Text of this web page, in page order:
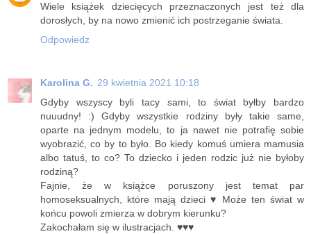
Wiele książek dziecięcych przeznaczonych jest też dla
dorosłych, by na nowo zmienić ich postrzeganie świata.
Odpowiedz
Karolina G. 29 kwietnia 2021 10:18
Gdyby wszyscy byli tacy sami, to świat byłby bardzo
nuuudny! :) Gdyby wszystkie rodziny były takie same,
oparte na jednym modelu, to ja nawet nie potrafię sobie
wyobrazić, co by to było. Bo kiedy komuś umiera mamusia
albo tatuś, to co? To dziecko i jeden rodzic już nie byłoby
rodziną?
Fajnie, że w książce poruszony jest temat par
homoseksualnych, które mają dzieci ♥ Może ten świat w
końcu powoli zmierza w dobrym kierunku?
Zakochałam się w ilustracjach. ♥♥♥